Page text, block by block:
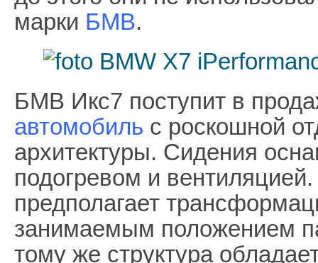
марки БМВ.
БМВ Икс7 поступит в
автомобиль с роскошной
архитектуры. Сидения
подогревом и
предполагает
занимаемым положением
тому же структура